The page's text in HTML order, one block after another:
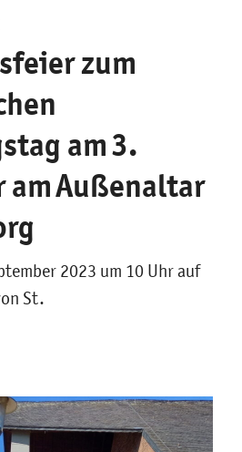
zum
am 3.
am Außenaltar
2023 um 10 Uhr auf
St.